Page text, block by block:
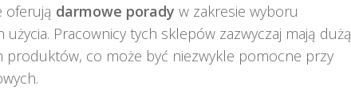
oferują darmowe porady w zakresie wyboru
Pracownicy tych sklepów zazwyczaj mają dużą
produktów, co może być niezwykle pomocne przy